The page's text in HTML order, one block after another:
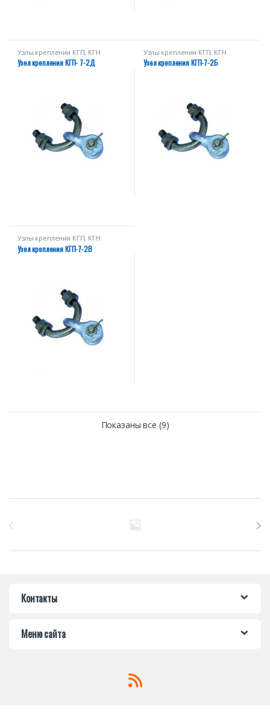
Узлы крепления КГП, КГН
Узел крепления КГП- 7-2Д
Узлы крепления КГП, КГН
Узел крепления КГП-7-2Б
Узлы крепления КГП, КГН
Узел крепления КГП-7-2В
Показаны все (9)
Контакты
Меню сайта